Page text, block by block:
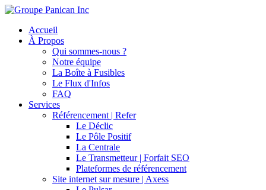
Accueil
À Propos
Qui sommes-nous ?
Notre équipe
La Boîte à Fusibles
Le Flux d'Infos
FAQ
Services
Référencement | Refer
Le Déclic
Le Pôle Positif
La Centrale
Le Transmetteur | Forfait SEO
Plateformes de référencement
Site internet sur mesure | Axess